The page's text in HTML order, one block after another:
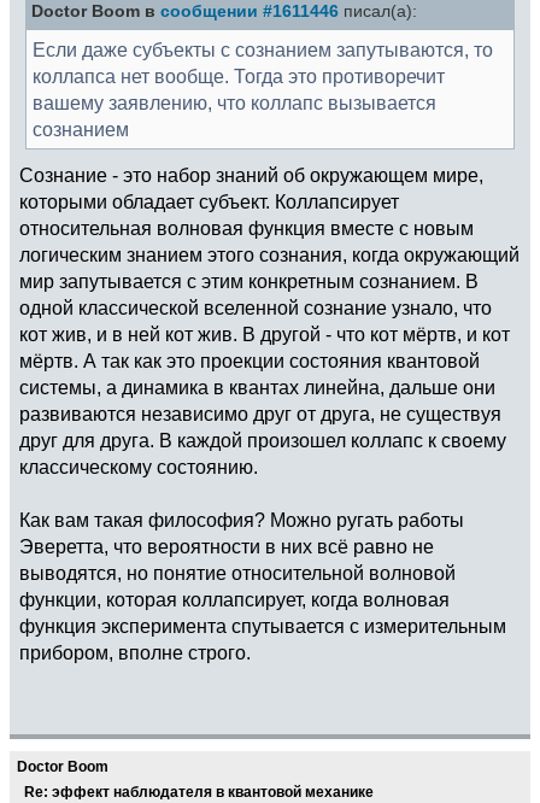
Doctor Boom в сообщении #1611446 писал(а):
Если даже субъекты с сознанием запутываются, то
коллапса нет вообще. Тогда это противоречит
вашему заявлению, что коллапс вызывается
сознанием
Сознание - это набор знаний об окружающем мире,
которыми обладает субъект. Коллапсирует
относительная волновая функция вместе с новым
логическим знанием этого сознания, когда окружающий
мир запутывается с этим конкретным сознанием. В
одной классической вселенной сознание узнало, что
кот жив, и в ней кот жив. В другой - что кот мёртв, и кот
мёртв. А так как это проекции состояния квантовой
системы, а динамика в квантах линейна, дальше они
развиваются независимо друг от друга, не существуя
друг для друга. В каждой произошел коллапс к своему
классическому состоянию.
Как вам такая философия? Можно ругать работы
Эверетта, что вероятности в них всё равно не
выводятся, но понятие относительной волновой
функции, которая коллапсирует, когда волновая
функция эксперимента спутывается с измерительным
прибором, вполне строго.
Doctor Boom
Re: эффект наблюдателя в квантовой механике